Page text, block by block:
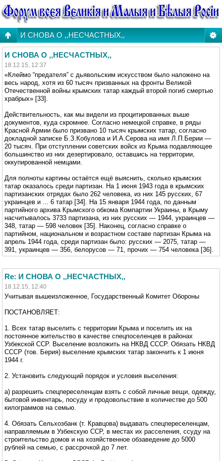
И СНОВА О ,,НЕСЧАСТНЫХ,,
И СНОВА О ,,НЕСЧАСТНЫХ,,
18.12.15, 12:37
«Клеймо “предателя” с дьявольским искусством было наложено на
весь народ, хотя из 60 тысяч призванных на фронты Великой
Отечественной войны крымских татар каждый второй погиб смертью
храбрых» [33].
Действительность, как мы видели из процитированных выше
документов, куда скромнее. Согласно немецкой справке, в ряды
Красной Армии было призвано 10 тысяч крымских татар, согласно
докладной записке Б.З.Кобулова и И.А.Серова на имя Л.П.Берии —
20 тысяч. При отступлении советских войск из Крыма подавляющее
большинство из них дезертировало, оставшись на территории,
оккупированной немцами.
Для полноты картины остаётся ещё выяснить, сколько крымских
татар оказалось среди партизан. На 1 июня 1943 года в крымских
партизанских отрядах было 262 человека, из них 145 русских, 67
украинцев и ... 6 татар [34]. На 15 января 1944 года, по данным
партийного архива Крымского обкома Компартии Украины, в Крыму
насчитывалось 3733 партизана, из них русских — 1944, украинцев —
348, татар — 598 человек [35]. Наконец, согласно справке о
партийном, национальном и возрастном составе партизан Крыма на
апрель 1944 года, среди партизан было: русских — 2075, татар —
391, украинцев — 356, белорусов — 71, прочих — 754 человека [36].
Re: И СНОВА О ,,НЕСЧАСТНЫХ,,
18.12.15, 12:40
Учитывая вышеизложенное, Государственный Комитет Обороны
ПОСТАНОВЛЯЕТ:
1. Всех татар выселить с территории Крыма и поселить их на
постоянное жительство в качестве спецпоселенцев в районах
Узбекской ССР. Выселение возложить на НКВД СССР. Обязать НКВД
СССР (тов. Берия) выселение крымских татар закончить к 1 июня
1944 г.
2. Установить следующий порядок и условия выселения:
а) разрешить спецпереселенцам взять с собой личные вещи, одежду,
бытовой инвентарь, посуду и продовольствие в количестве до 500
килограммов на семью.
4. Обязать Сельхозбанк (т. Кравцова) выдавать спецпереселенцам,
направляемым в Узбекскую ССР, в местах их расселения, ссуду на
строительство домов и на хозяйственное обзаведение до 5000
рублей на семью, с рассрочкой до 7 лет.